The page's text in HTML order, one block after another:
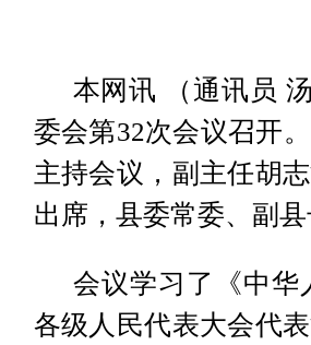
本网讯 （通讯员
委会第32次会议召开
主持会议，副主任胡
出席，县委常委、副
会议学习了《中华
各级人民代表大会代